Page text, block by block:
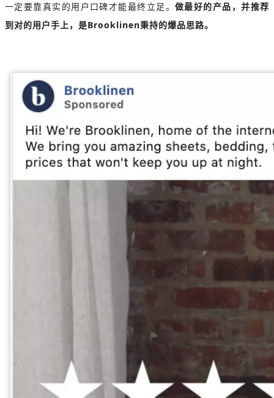
一定要靠真实的用户口碑才能最终立足。 做最好的产品，并推荐
到对的用户手上，是Brooklinen秉持的爆品思路。